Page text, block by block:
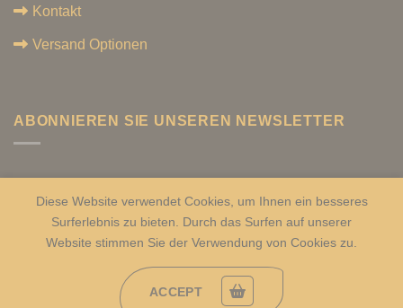
Kontakt
Versand Optionen
ABONNIEREN SIE UNSEREN NEWSLETTER
Diese Website verwendet Cookies, um Ihnen ein besseres
Surferlebnis zu bieten. Durch das Surfen auf unserer
Website stimmen Sie der Verwendung von Cookies zu.
ACCEPT